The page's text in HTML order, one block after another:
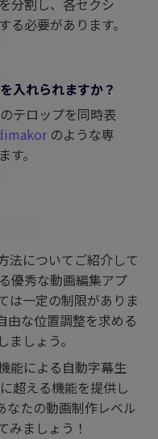
分割し、各セクシ
る必要があります。
入れられますか？
テロップを同時表
のような専
。
法についてご紹介して
優秀な動画編集アプ
は一定の制限がありま
由な位置調整を求める
しょう。
能による自動字幕生
超える機能を提供し
なたの動画制作レベル
みましょう！